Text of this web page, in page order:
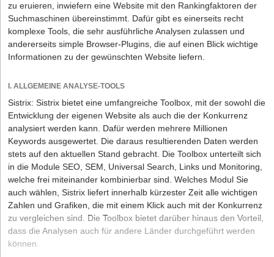
zu eruieren, inwiefern eine Website mit den Rankingfaktoren der
Suchmaschinen übereinstimmt. Dafür gibt es einerseits recht
komplexe Tools, die sehr ausführliche Analysen zulassen und
andererseits simple Browser-Plugins, die auf einen Blick wichtige
Informationen zu der gewünschten Website liefern.
I. ALLGEMEINE ANALYSE-TOOLS
Sistrix: Sistrix bietet eine umfangreiche Toolbox, mit der sowohl die
Entwicklung der eigenen Website als auch die der Konkurrenz
analysiert werden kann. Dafür werden mehrere Millionen
Keywords ausgewertet. Die daraus resultierenden Daten werden
stets auf den aktuellen Stand gebracht. Die Toolbox unterteilt sich
in die Module SEO, SEM, Universal Search, Links und Monitoring,
welche frei miteinander kombinierbar sind. Welches Modul Sie
auch wählen, Sistrix liefert innerhalb kürzester Zeit alle wichtigen
Zahlen und Grafiken, die mit einem Klick auch mit der Konkurrenz
zu vergleichen sind. Die Toolbox bietet darüber hinaus den Vorteil,
dass die Analysen auch für andere Länder durchgeführt werden
können.